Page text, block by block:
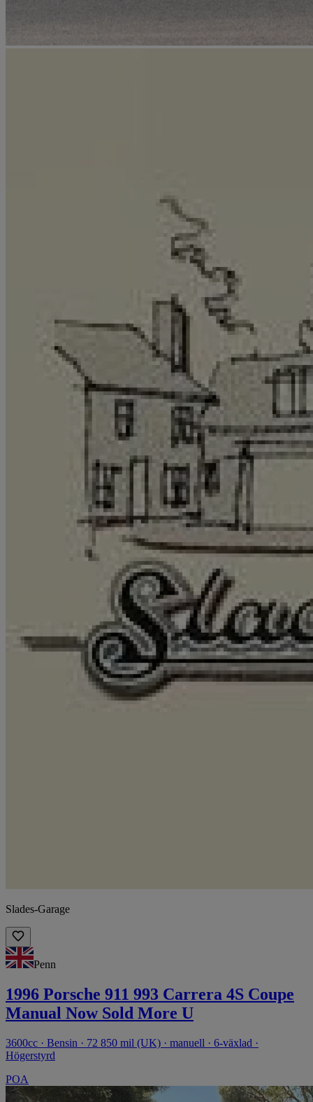
Slades-Garage
Penn
1996 Porsche 911 993 Carrera 4S Coupe
Manual Now Sold More U
3600cc · Bensin · 72 850 mil (UK) · manuell · 6-växlad ·
Högerstyrd
POA